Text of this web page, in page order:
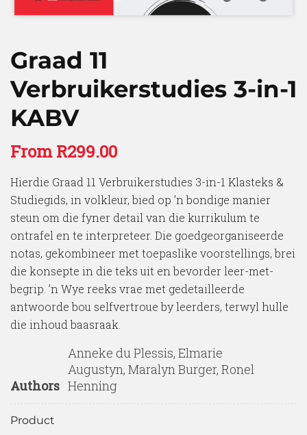
Graad 11
Verbruikerstudies 3-in-1
KABV
FromR299.00
Hierdie Graad 11 Verbruikerstudies 3-in-1 Klasteks &
Studiegids, in volkleur, bied op ’n bondige manier
steun om die fyner detail van die kurrikulum te
ontrafel en te interpreteer. Die goedgeorganiseerde
notas, gekombineer met toepaslike voorstellings, brei
die konsepte in die teks uit en bevorder leer-met-
begrip. ’n Wye reeks vrae met gedetailleerde
antwoorde bou selfvertroue by leerders, terwyl hulle
die inhoud baasraak.
Authors
Anneke du Plessis, Elmarie
Augustyn, Maralyn Burger, Ronel
Henning
Product